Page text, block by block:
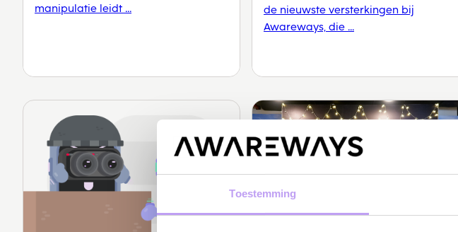
Toestemming
manipulatie leidt ...
de nieuwste versterkingen bij
Awareways, die ...